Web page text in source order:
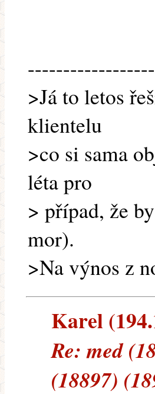
>Já to letos
klientelu
>co si sama
léta pro
> případ, že
mor).
>Na výnos z
Karel
Re: med
(18897)